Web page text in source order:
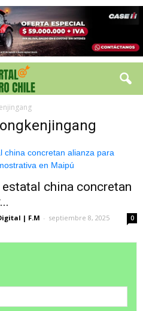
estatal china concretan
| F.M - septiembre 8, 2025 0